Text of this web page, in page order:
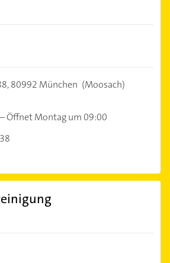
80992 München (Moosach)
–Öffnet Montag um 09:00